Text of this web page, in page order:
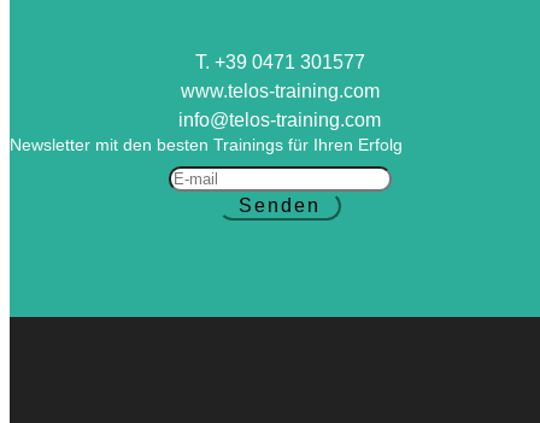
T. +39 0471 301577
www.telos-training.com
info@telos-training.com
Newsletter mit den besten Trainings für Ihren Erfolg